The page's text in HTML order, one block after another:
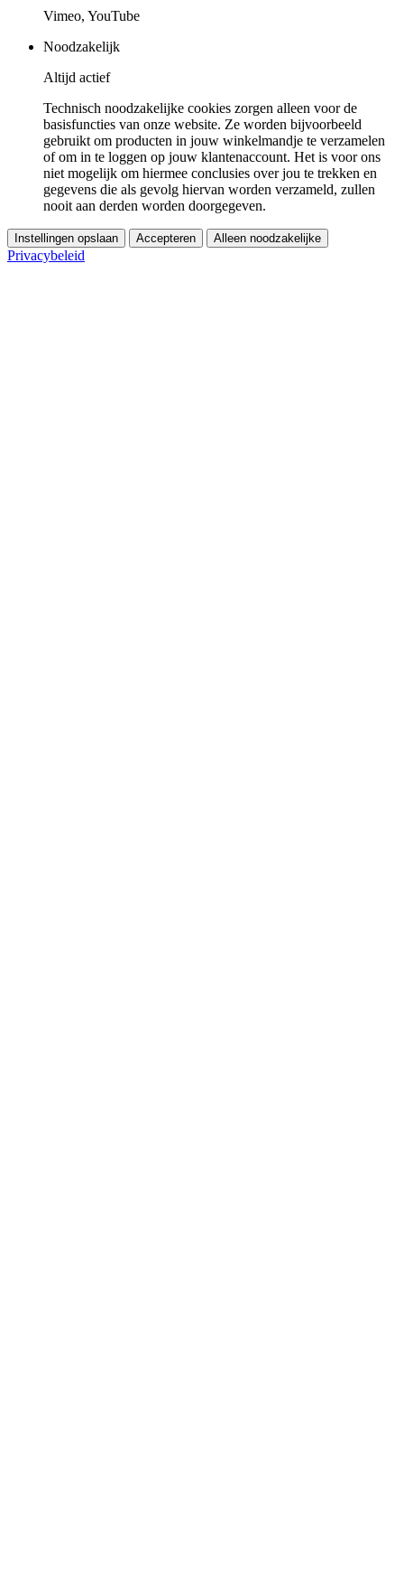
Vimeo, YouTube
Noodzakelijk
Altijd actief
Technisch noodzakelijke cookies zorgen alleen voor de
basisfuncties van onze website. Ze worden bijvoorbeeld
gebruikt om producten in jouw winkelmandje te verzamelen
of om in te loggen op jouw klantenaccount. Het is voor ons
niet mogelijk om hiermee conclusies over jou te trekken en
gegevens die als gevolg hiervan worden verzameld, zullen
nooit aan derden worden doorgegeven.
Instellingen opslaan Accepteren Alleen noodzakelijke
Privacybeleid